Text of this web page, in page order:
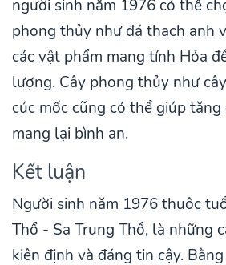
người sinh năm 1976 có thể
phong thủy như đá thạch anh
các vật phẩm mang tính Hỏa
lượng. Cây phong thủy như
cúc mốc cũng có thể giúp
mang lại bình an.
Kết luận
Người sinh năm 1976 thuộc
Thổ - Sa Trung Thổ, là những
kiên định và đáng tin cậy.